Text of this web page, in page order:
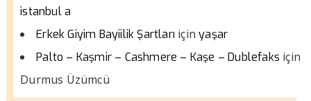
istanbul a
Erkek Giyim Bayiilik Şartları içinyaşar
Palto – Kaşmir – Cashmere – Kaşe – Dublefaks için
Durmus Üzümcü